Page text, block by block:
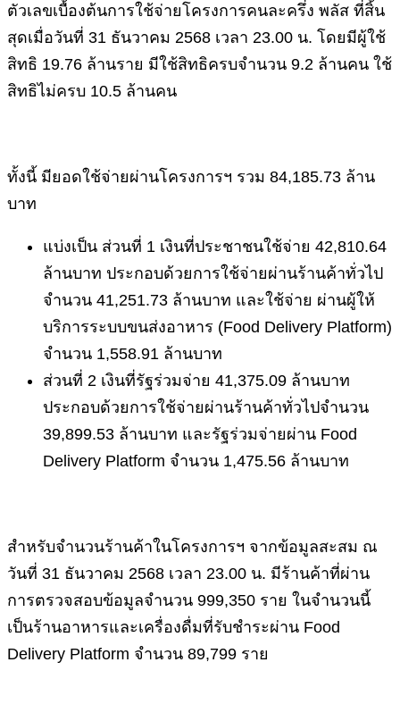
ตัวเลขเบื้องต้นการใช้จ่ายโครงการคนละครึ่ง พลัส ที่สิ้น
สุดเมื่อวันที่ 31 ธันวาคม 2568 เวลา 23.00 น. โดยมีผู้ใช้
สิทธิ 19.76 ล้านราย มีใช้สิทธิครบจำนวน 9.2 ล้านคน ใช้
สิทธิไม่ครบ 10.5 ล้านคน
ทั้งนี้ มียอดใช้จ่ายผ่านโครงการฯ รวม 84,185.73 ล้าน
บาท
แบ่งเป็น ส่วนที่ 1 เงินที่ประชาชนใช้จ่าย 42,810.64
ล้านบาท ประกอบด้วยการใช้จ่ายผ่านร้านค้าทั่วไป
จำนวน 41,251.73 ล้านบาท และใช้จ่าย ผ่านผู้ให้
บริการระบบขนส่งอาหาร (Food Delivery Platform)
จำนวน 1,558.91 ล้านบาท
ส่วนที่ 2 เงินที่รัฐร่วมจ่าย 41,375.09 ล้านบาท
ประกอบด้วยการใช้จ่ายผ่านร้านค้าทั่วไปจำนวน
39,899.53 ล้านบาท และรัฐร่วมจ่ายผ่าน Food
Delivery Platform จำนวน 1,475.56 ล้านบาท
สำหรับจำนวนร้านค้าในโครงการฯ จากข้อมูลสะสม ณ
วันที่ 31 ธันวาคม 2568 เวลา 23.00 น. มีร้านค้าที่ผ่าน
การตรวจสอบข้อมูลจำนวน 999,350 ราย ในจำนวนนี้
เป็นร้านอาหารและเครื่องดื่มที่รับชำระผ่าน Food
Delivery Platform จำนวน 89,799 ราย